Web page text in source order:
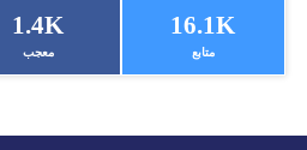
1.4K
معجب
16.1K
متابع